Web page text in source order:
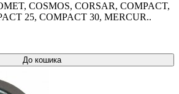
COSMOS, CORSAR, COMPACT,
25, COMPACT 30, MERCUR..
До кошика